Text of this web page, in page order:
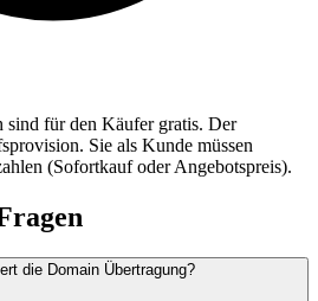
sind für den Käufer gratis. Der
Sie als Kunde müssen
(Sofortkauf oder Angebotspreis).
die Domain Übertragung?